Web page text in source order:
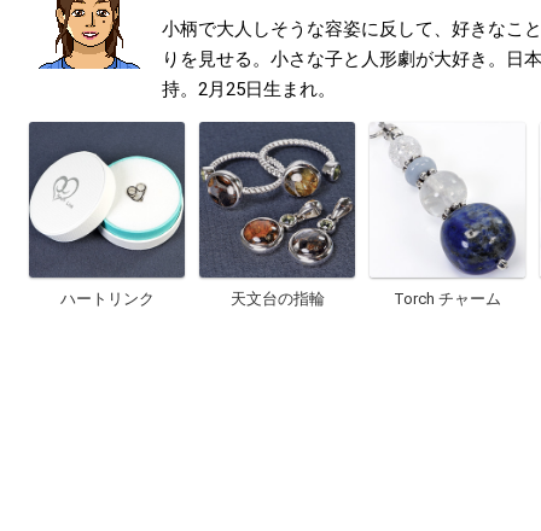
小柄で大人しそうな容姿に反して、好きなこ
りを見せる。小さな子と人形劇が大好き。日
持。2月25日生まれ。
ハートリンク 天文台の指輪 Torch チャーム